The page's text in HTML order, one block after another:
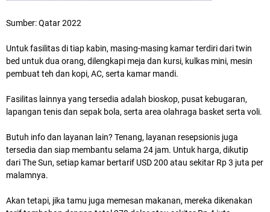
Sumber: Qatar 2022
Untuk fasilitas di tiap kabin, masing-masing kamar terdiri dari twin
bed untuk dua orang, dilengkapi meja dan kursi, kulkas mini, mesin
pembuat teh dan kopi, AC, serta kamar mandi.
Fasilitas lainnya yang tersedia adalah bioskop, pusat kebugaran,
lapangan tenis dan sepak bola, serta area olahraga basket serta voli.
Butuh info dan layanan lain? Tenang, layanan resepsionis juga
tersedia dan siap membantu selama 24 jam. Untuk harga, dikutip
dari The Sun, setiap kamar bertarif USD 200 atau sekitar Rp 3 juta per
malamnya.
Akan tetapi, jika tamu juga memesan makanan, mereka dikenakan